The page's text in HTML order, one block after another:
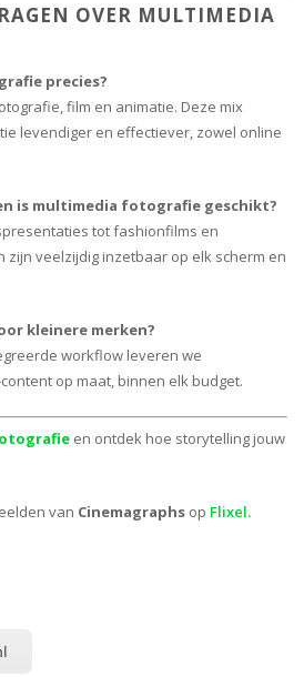
OVER MULTIMEDIA
precies?
film en animatie. Deze mix
levendiger en effectiever, zowel online
is multimedia fotografie geschikt?
tot fashionfilms en
zijn veelzijdig inzetbaar op elk scherm en
kleinere merken?
workflow leveren we
op maat, binnen elk budget.
en ontdek hoe storytelling jouw
van Cinemagraphs op Flixel.